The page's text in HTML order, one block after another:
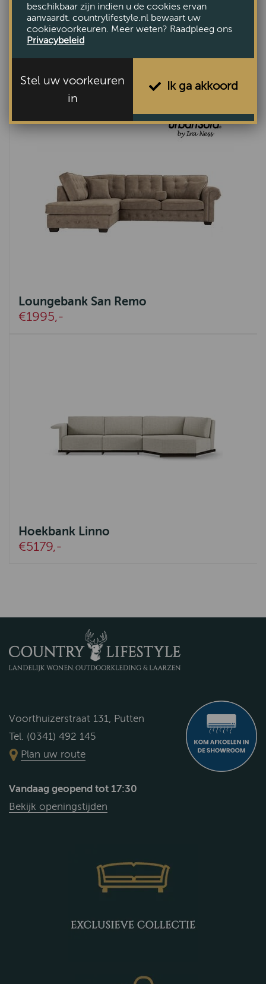
€4865,-
Loungebank San Remo
€1995,-
Hoekbank Linno
€5179,-
Voorthuizerstraat 131, Putten
Tel. (0341) 492 145
Plan uw route
Vandaag geopend tot 17:30
Bekijk openingstijden
beschikbaar zijn indien u de cookies ervan
aanvaardt. countrylifestyle.nl bewaart uw
cookievoorkeuren. Meer weten? Raadpleeg ons
Privacybeleid
Stel uw voorkeuren
in
Ik ga akkoord